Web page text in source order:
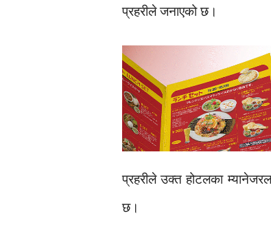
प्रहरीले जनाएको छ।
प्रहरीले उक्त होटलका
छ।